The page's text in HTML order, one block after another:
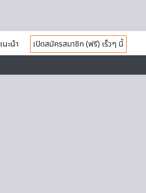
ะนำ
เปิดสมัครสมาชิก (ฟรี) เร็วๆ นี้